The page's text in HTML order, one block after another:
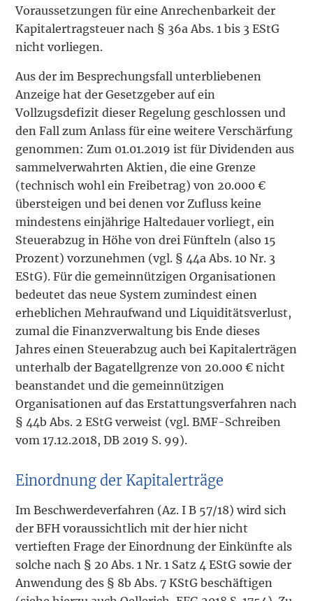
Voraussetzungen für eine Anrechenbarkeit der
Kapitalertragsteuer nach § 36a Abs. 1 bis 3 EStG
nicht vorliegen.
Aus der im Besprechungsfall unterbliebenen
Anzeige hat der Gesetzgeber auf ein
Vollzugsdefizit dieser Regelung geschlossen und
den Fall zum Anlass für eine weitere Verschärfung
genommen: Zum 01.01.2019 ist für Dividenden aus
sammelverwahrten Aktien, die eine Grenze
(technisch wohl ein Freibetrag) von 20.000 €
übersteigen und bei denen vor Zufluss keine
mindestens einjährige Haltedauer vorliegt, ein
Steuerabzug in Höhe von drei Fünfteln (also 15
Prozent) vorzunehmen (vgl. § 44a Abs. 10 Nr. 3
EStG). Für die gemeinnützigen Organisationen
bedeutet das neue System zumindest einen
erheblichen Mehraufwand und Liquiditätsverlust,
zumal die Finanzverwaltung bis Ende dieses
Jahres einen Steuerabzug auch bei Kapitalerträgen
unterhalb der Bagatellgrenze von 20.000 € nicht
beanstandet und die gemeinnützigen
Organisationen auf das Erstattungsverfahren nach
§ 44b Abs. 2 EStG verweist (vgl. BMF-Schreiben
vom 17.12.2018, DB 2019 S. 99).
Einordnung der Kapitalerträge
Im Beschwerdeverfahren (Az. I B 57/18) wird sich
der BFH voraussichtlich mit der hier nicht
vertieften Frage der Einordnung der Einkünfte als
solche nach § 20 Abs. 1 Nr. 1 Satz 4 EStG sowie der
Anwendung des § 8b Abs. 7 KStG beschäftigen